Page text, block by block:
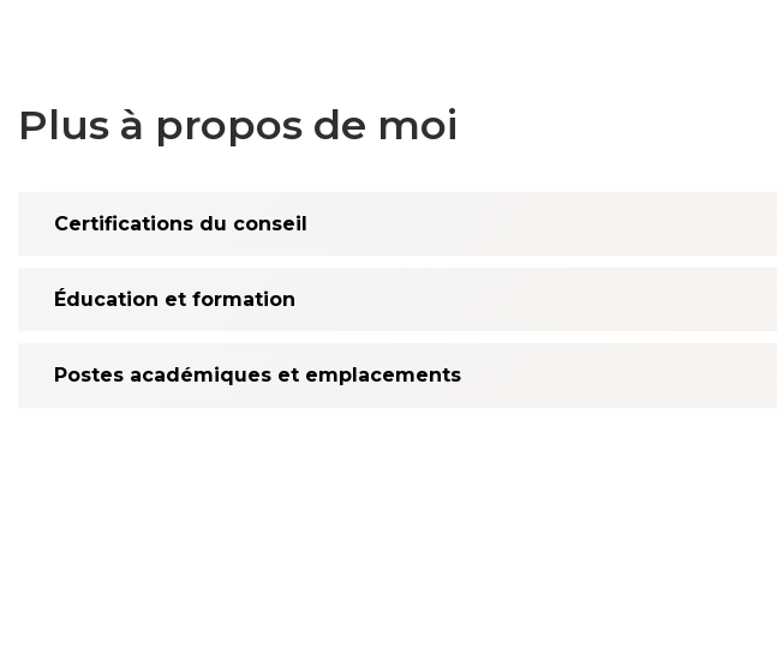
Plus à propos de moi
Certifications du conseil
Éducation et formation
Postes académiques et emplacements